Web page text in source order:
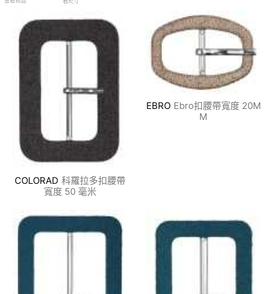
COLORAD 科羅拉多扣腰帶
寬度 50 毫米
EBRO Ebro扣腰帶寬度 20M
M